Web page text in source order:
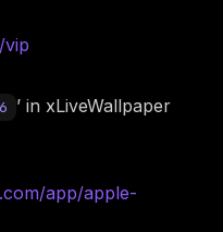
vip
’ in xLiveWallpaper
app/apple-